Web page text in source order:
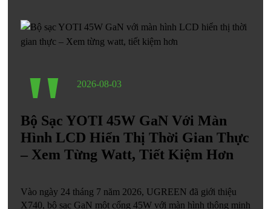
" 2026-08-03
Bộ Sạc YOTI 45W GaN Với Màn
Hình LCD Hiển Thị Thời Gian Thực
– Xem Từng Watt, Tiết Kiệm Hơn
Vào ngày 24 tháng 7 năm 2026, UGREEN đã giới thiệu
X740, bộ sạc GaN một cổng 45W với màn hình thông minh